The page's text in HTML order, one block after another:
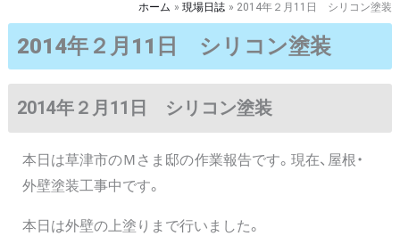
ッ
ホーム 現場日誌 2014年２月11日 シリコン塗装
2014年２月11日 シリコン塗装
2014年２月11日 シリコン塗装
本日は草津市のＭさま邸の作業報告です。現在、屋根・
外壁塗装工事中です。
本日は外壁の上塗りまで行いました。